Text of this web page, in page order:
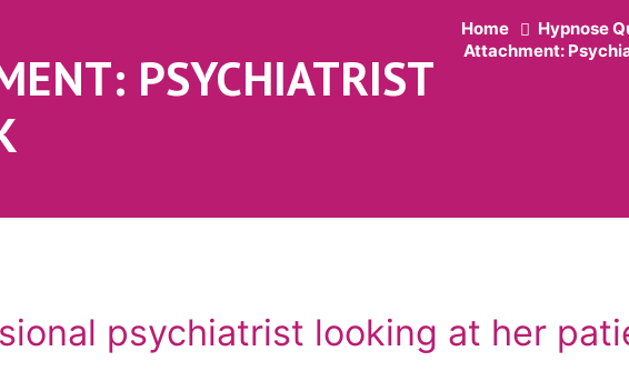
PSYCHIATRIST
Home
Hypnose
Attachment:
psychiatrist looking at her